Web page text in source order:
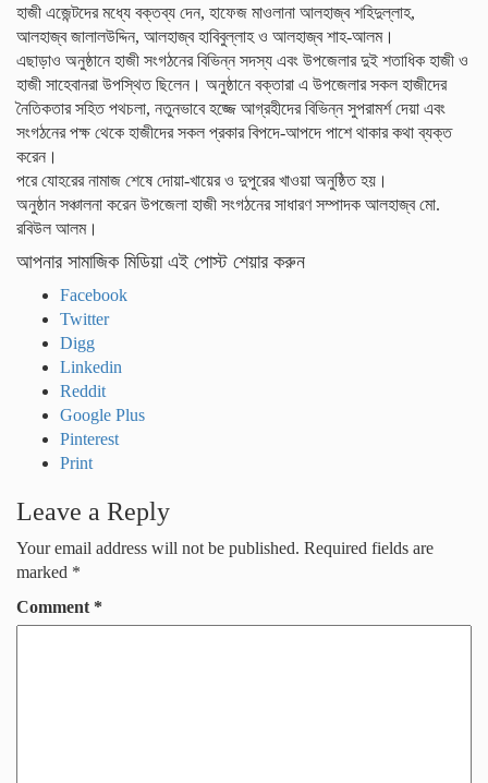
হাজী এজেন্টদের মধ্যে বক্তব্য দেন, হাফেজ মাওলানা আলহাজ্ব শহিদুল্লাহ,
আলহাজ্ব জালালউদ্দিন, আলহাজ্ব হাবিবুল্লাহ ও আলহাজ্ব শাহ-আলম।
এছাড়াও অনুষ্ঠানে হাজী সংগঠনের বিভিন্ন সদস্য এবং উপজেলার দুই শতাধিক হাজী ও
হাজী সাহেবানরা উপস্থিত ছিলেন। অনুষ্ঠানে বক্তারা এ উপজেলার সকল হাজীদের
নৈতিকতার সহিত পথচলা, নতুনভাবে হজ্জে আগ্রহীদের বিভিন্ন সুপরামর্শ দেয়া এবং
সংগঠনের পক্ষ থেকে হাজীদের সকল প্রকার বিপদে-আপদে পাশে থাকার কথা ব্যক্ত
করেন।
পরে যোহরের নামাজ শেষে দোয়া-খায়ের ও দুপুরের খাওয়া অনুষ্ঠিত হয়।
অনুষ্ঠান সঞ্চালনা করেন উপজেলা হাজী সংগঠনের সাধারণ সম্পাদক আলহাজ্ব মো.
রবিউল আলম।
আপনার সামাজিক মিডিয়া এই পোস্ট শেয়ার করুন
Facebook
Twitter
Digg
Linkedin
Reddit
Google Plus
Pinterest
Print
Leave a Reply
Your email address will not be published. Required fields are
marked *
Comment *